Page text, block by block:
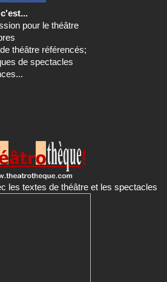
pour le théâtre
théâtre référencés;
de spectacles
les textes de théâtre et les spectacles